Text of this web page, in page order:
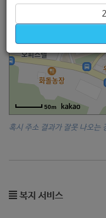
50m
혹시 주소 결과가 잘못 나오는
복지 서비스